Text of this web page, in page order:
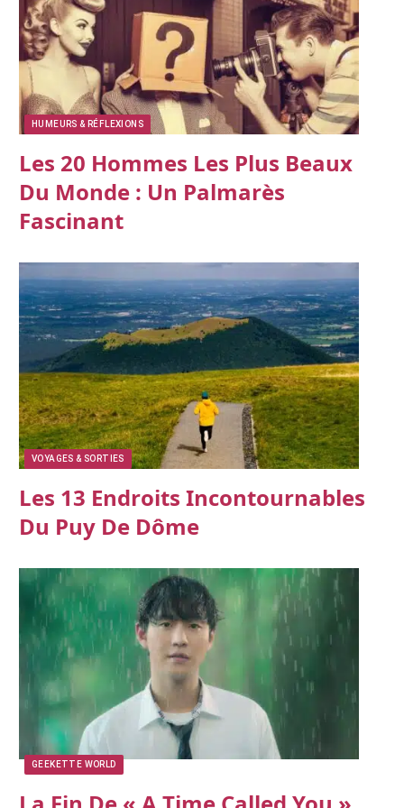
HUMEURS & RÉFLEXIONS
Les 20 Hommes Les Plus Beaux
Du Monde : Un Palmarès
Fascinant
VOYAGES & SORTIES
Les 13 Endroits Incontournables
Du Puy De Dôme
GEEKETTE WORLD